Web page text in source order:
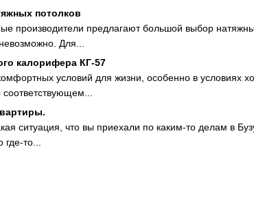
потолков
производители предлагают большой выбор
Для...
калорифера КГ-57
условий для жизни, особенно в условиях
соответствующем...
ситуация, что вы приехали по каким-то делам в
то...